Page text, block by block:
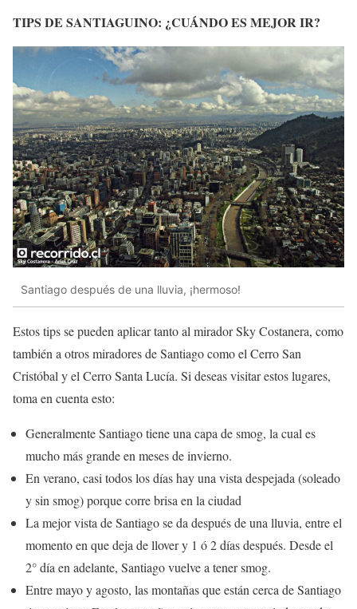
TIPS DE SANTIAGUINO: ¿CUÁNDO ES MEJOR IR?
Santiago después de una lluvia, ¡hermoso!
Estos tips se pueden aplicar tanto al mirador Sky Costanera, como
también a otros miradores de Santiago como el Cerro San
Cristóbal y el Cerro Santa Lucía. Si deseas visitar estos lugares,
toma en cuenta esto:
Generalmente Santiago tiene una capa de smog, la cual es
mucho más grande en meses de invierno.
En verano, casi todos los días hay una vista despejada (soleado
y sin smog) porque corre brisa en la ciudad
La mejor vista de Santiago se da después de una lluvia, entre el
momento en que deja de llover y 1 ó 2 días después. Desde el
2° día en adelante, Santiago vuelve a tener smog.
Entre mayo y agosto, las montañas que están cerca de Santiago